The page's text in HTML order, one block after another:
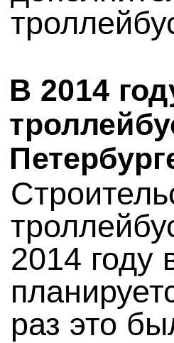
В 2014
2014 году
раз это